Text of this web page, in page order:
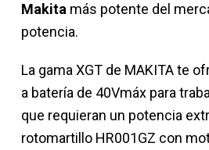
Makita más potente del
potencia.
La gama XGT de MAKITA te
a batería de 40Vmáx para
que requieran un potencia
rotomartillo HR001GZ con